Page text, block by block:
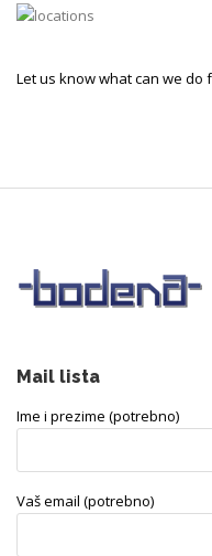
Let us know what can we do
Mail lista
Ime i prezime (potrebno)
Vaš email (potrebno)